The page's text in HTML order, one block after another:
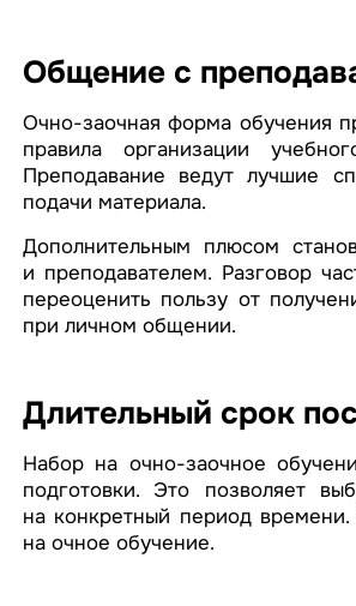
Общение с
Очно-заочная форма обучения
правила организации
Преподавание ведут лучшие
подачи материала.
Дополнительным плюсом
и преподавателем. Разговор
переоценить пользу от
при личном общении.
Длительный срок
Набор на очно-заочное
подготовки. Это позволяет
на конкретный период
на очное обучение.